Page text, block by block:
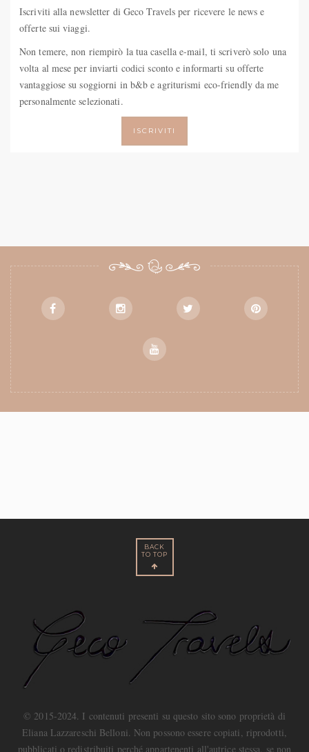
Iscriviti alla newsletter di Geco Travels per ricevere le news e
offerte sui viaggi.
Non temere, non riempirò la tua casella e-mail, ti scriverò solo una
volta al mese per inviarti codici sconto e informarti su offerte
vantaggiose su soggiorni in b&b e agriturismi eco-friendly da me
personalmente selezionati.
BACK
TO TOP
© 2015-2024. I contenuti presenti su questo sito sono proprietà di
Eliana Lazzareschi Belloni. Non possono essere copiati, riprodotti,
pubblicati o redistribuiti perché appartenenti all'autrice stessa, se non